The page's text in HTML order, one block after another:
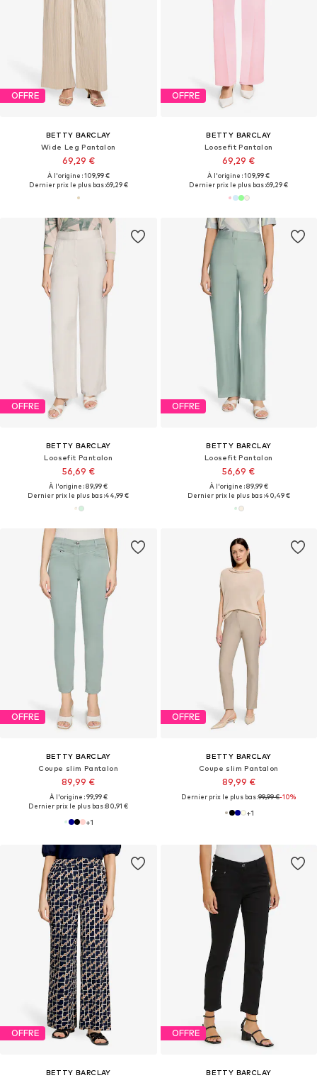
OFFRE
BETTY BARCLAY
Wide Leg Pantalon
69,29 €
À l'origine : 109,99 €
Dernier prix le plus bas :69,29 €
OFFRE
BETTY BARCLAY
Loosefit Pantalon
69,29 €
À l'origine : 109,99 €
Dernier prix le plus bas :69,29 €
OFFRE
BETTY BARCLAY
Loosefit Pantalon
56,69 €
À l'origine : 89,99 €
Dernier prix le plus bas :44,99 €
OFFRE
BETTY BARCLAY
Loosefit Pantalon
56,69 €
À l'origine : 89,99 €
Dernier prix le plus bas :40,49 €
OFFRE
BETTY BARCLAY
Coupe slim Pantalon
89,99 €
À l'origine : 99,99 €
Dernier prix le plus bas :80,91 €
+1
OFFRE
BETTY BARCLAY
Coupe slim Pantalon
89,99 €
Dernier prix le plus bas :99,99 €-10%
+1
OFFRE
BETTY BARCLAY
OFFRE
BETTY BARCLAY